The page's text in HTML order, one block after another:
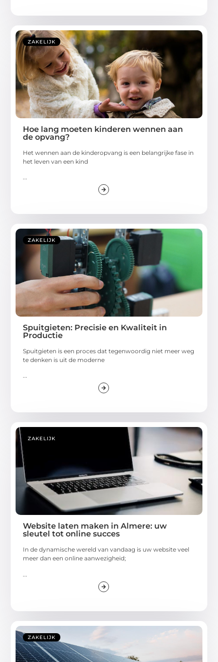
ZAKELIJK
Hoe lang moeten kinderen wennen aan
de opvang?
Het wennen aan de kinderopvang is een belangrijke fase in
het leven van een kind
ZAKELIJK
Spuitgieten: Precisie en Kwaliteit in
Productie
Spuitgieten is een proces dat tegenwoordig niet meer weg
te denken is uit de moderne
...
ZAKELIJK
Website laten maken in Almere: uw
sleutel tot online succes
In de dynamische wereld van vandaag is uw website veel
meer dan een online aanwezigheid;
ZAKELIJK